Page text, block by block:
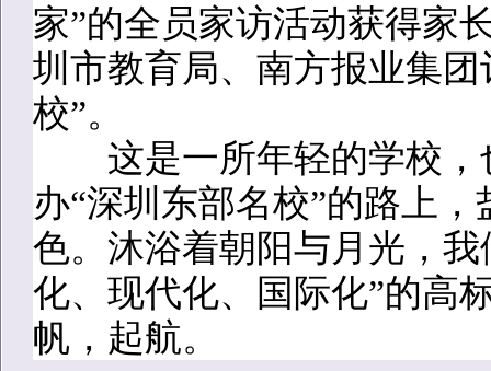
家”的全员家访活动获得家
圳市教育局、南方报业集
校”。
这是一所年轻的学校，
办“深圳东部名校”的路上
色。沐浴着朝阳与月光，
化、现代化、国际化”的高
帆，起航。